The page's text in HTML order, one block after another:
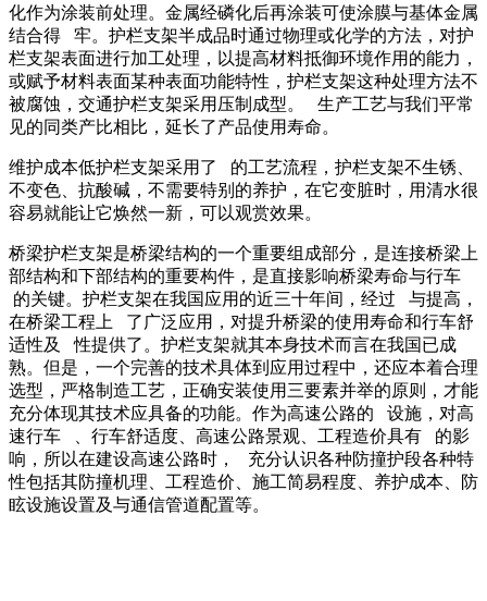
化作为涂装前处理。金属经磷化后再涂装可使涂膜与基体金属
结合得 牢。护栏支架半成品时通过物理或化学的方法，对护
栏支架表面进行加工处理，以提高材料抵御环境作用的能力，
或赋予材料表面某种表面功能特性，护栏支架这种处理方法不
被腐蚀，交通护栏支架采用压制成型。 生产工艺与我们平常
见的同类产比相比，延长了产品使用寿命。
维护成本低护栏支架采用了 的工艺流程，护栏支架不生锈、
不变色、抗酸碱，不需要特别的养护，在它变脏时，用清水很
容易就能让它焕然一新，可以观赏效果。
桥梁护栏支架是桥梁结构的一个重要组成部分，是连接桥梁上
部结构和下部结构的重要构件，是直接影响桥梁寿命与行车
的关键。护栏支架在我国应用的近三十年间，经过 与提高，
在桥梁工程上 了广泛应用，对提升桥梁的使用寿命和行车舒
适性及 性提供了。护栏支架就其本身技术而言在我国已成
熟。但是，一个完善的技术具体到应用过程中，还应本着合理
选型，严格制造工艺，正确安装使用三要素并举的原则，才能
充分体现其技术应具备的功能。作为高速公路的 设施，对高
速行车 、行车舒适度、高速公路景观、工程造价具有 的影
响，所以在建设高速公路时， 充分认识各种防撞护段各种特
性包括其防撞机理、工程造价、施工简易程度、养护成本、防
眩设施设置及与通信管道配置等。